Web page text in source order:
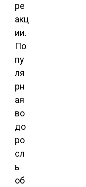
ре
акц
ии.
По
пу
ля
рн
ая
во
до
ро
сл
ь
об